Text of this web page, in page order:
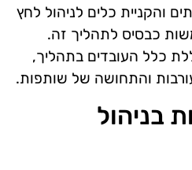
והקניית כלים לניהול לחץ
כבסיס לתהליך זה.
כלל העובדים בתהליך,
והתחושה של שותפות.
בניהול